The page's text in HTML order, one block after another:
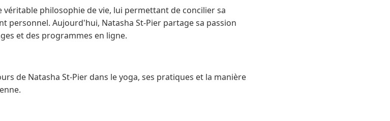
philosophie de vie, lui permettant de concilier sa
personnel. Aujourd'hui, Natasha St-Pier partage sa passion
et des programmes en ligne.
de Natasha St-Pier dans le yoga, ses pratiques et la manière